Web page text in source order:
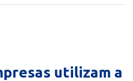
utilizam a